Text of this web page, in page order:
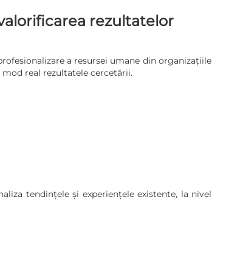
rezultatelor
a resursei umane din organizațiile
real rezultatele cercetării.
tendințele și experiențele existente, la nivel